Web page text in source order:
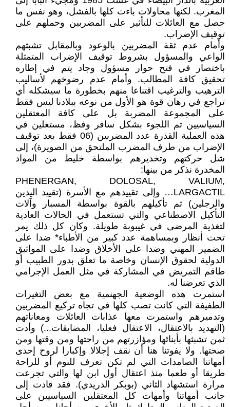
المغرب. لكنها محاولات باءت كلها بالفشل، وهو نفس ما
حصل مع العائلات للتأثير على المضربين وحملهم على
توقيف الإضراب.
وأمام عدم ثقة المضربين بالوعود وبالمقابل تشبثهم
الواعي والمسؤول بشروط توقيف الإضراب المتمثلة
باختصار في فتح حوار مسؤول وجاد يتم في إطاره
تحقيق كافة المطالب. وأمام عدم رضوخهم لأساليب
الترهيب والترغيب اقتناعا منهم بخطورة ما سيشكله أي
تراجع في رهان قوة هو الأول من نوعه ببلادنا ليس فقط
على المجموعة المضربة بل على كافة المعتقلين
السياسيين تم اللجوء بشكل سافر وفظ، مستغلين في
هذه العملية القذرة عدد المضربين (06 فقط بعد توقيف
الإضراب من طرف المضرب الملتحق من الصويرة)، إلى
شل حركتهم وتخديرهم بواسطة خليط من المواد
المخدرة نذكر من بينها:
PHENERGAN, DOLOSAL, VALIUM,
LARGACTIL… وإلى تقييدهم مع الأسرة (تقييد اليدين
والرجلين) ثم تأكيلهم بالقوة بواسطة المسبار وآلات
التأكيل الاصطناعي والتي تستعمل في الحالات العادية
لتغذية المرضى في غيبوبة طويلة. وكان كل ذلك يمر
تحت أنظار وبمساهمة عدد كبير من الأطباء* ضدا على
الضمير المهني وضدا على الأخلاق وضدا على المواثيق
الدولية لحقوق الإنسان وخاصة ما تعلق بدور الطبيب أو
طاقم التمريض في المشاركة في مثل العمل الإجرامي
الذي تعرضنا له.
استمرت هذه الوضعية الجهنمية مع بعض التغيرات
الطفيفة التي كانت تصب كلها في تجاه تركيع المضربين
وتدميرهم واستمرت معها عذابات العائلات ومعاناتهم
(التهديد بالاعتقال، الاعتقال فعليا، المضايقات...) وأدت
ثمن تشبثها بأبنائها ومؤازرتهم من راحتها ومن وقتها ومن
صحتها. ولا يفوتنا هنا أن نقف إجلالا وإكبارا لروح إحدى
أمهاتنا الصامدات التي لم تكن تعرف للنوم أو للراحة
طريقا أو طعما منذ اعتقال أول ابن لها والتي تجرعت
مرارة استشهاد الثاني (بوبكر الدريدي). فقد قادت إلى
جانب أمهاتنا وأمهات كل المعتقلين السياسيين على